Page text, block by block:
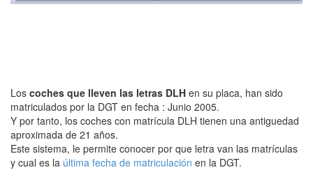
Los coches que lleven las letras DLH en su placa, han sido
matriculados por la DGT en fecha : Junio 2005.
Y por tanto, los coches con matrícula DLH tienen una antiguedad
aproximada de 21 años.
Este sistema, le permite conocer por que letra van las matrículas
y cual es la última fecha de matriculación en la DGT.